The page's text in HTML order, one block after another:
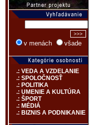
v menách všade
.: VEDA A VZDELANIE
.: SPOLOČNOSŤ
.: POLITIKA
.: UMENIE A KULTÚRA
.: ŠPORT
.: MÉDIÁ
.: BIZNIS A PODNIKANIE